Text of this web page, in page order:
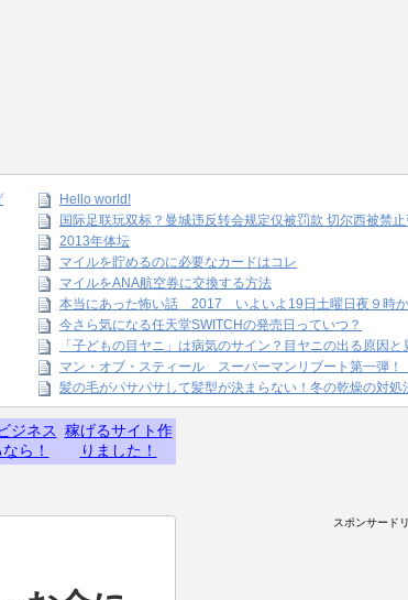
Hello world!
国际足联玩双标？曼城违反转会规定仅被罚款 切尔西被禁止
2013年体坛
マイルを貯めるのに必要なカードはコレ
マイルをANA航空券に交換する方法
本当にあった怖い話 2017 いよいよ19日土曜日夜９時か
今さら気になる任天堂SWITCHの発売日っていつ？
「子どもの目ヤニ」は病気のサイン？目ヤニの出る原因と
マン・オブ・スティール スーパーマンリブート第一弾
髪の毛がパサパサして髪型が決まらない！冬の乾燥の対処
ジネス
ら！
稼げるサイト作
りました！
スポンサード